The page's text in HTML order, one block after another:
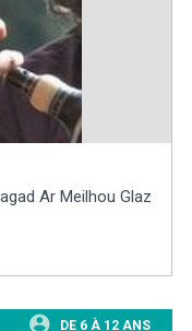
Ar Meilhou Glaz
DE 6 À 12 ANS